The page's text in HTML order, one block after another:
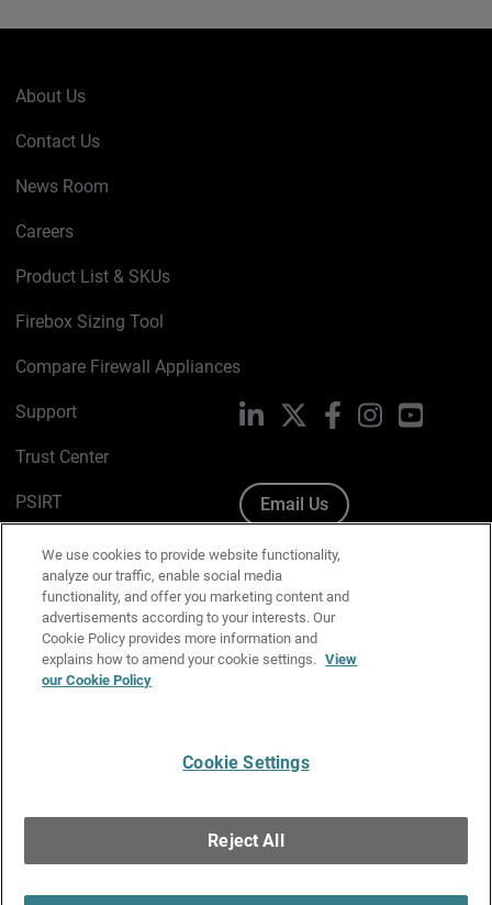
About Us
Contact Us
News Room
Careers
Product List & SKUs
Firebox Sizing Tool
Compare Firewall Appliances
Support
Trust Center
PSIRT
Cookie Policy
Privacy Policy
Media & Brand Kit
Manage Email Preferences
LinkedIn FacebookInstagramYouTube
Email Us
Copyright © 1996-2026 WatchGuard Technologies, Inc. All
Rights Reserved.
We use cookies to provide website functionality,
analyze our traffic, enable social media
functionality, and offer you marketing content and
advertisements according to your interests. Our
Cookie Policy provides more information and
explains how to amend your cookie settings. View
our Cookie Policy
Cookie Settings
Reject All